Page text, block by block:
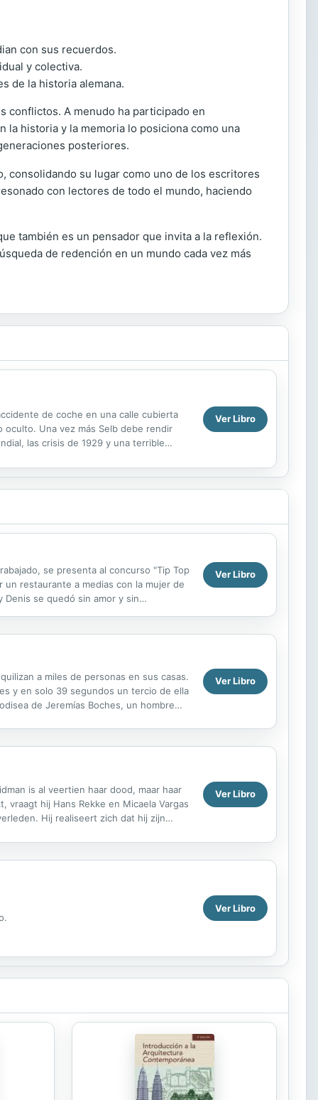
con sus recuerdos.
y colectiva.
de la historia alemana.
conflictos. A menudo ha participado en
historia y la memoria lo posiciona como una
posteriores.
consolidando su lugar como uno de los escritores
con lectores de todo el mundo, haciendo
también es un pensador que invita a la reflexión.
de redención en un mundo cada vez más
de coche en una calle cubierta
oculto. Una vez más Selb debe rendir
las crisis de 1929 y una terrible
Ver Libro
se presenta al concurso "Tip Top
restaurante a medias con la mujer de
se quedó sin amor y sin
Ver Libro
a miles de personas en sus casas.
y en solo 39 segundos un tercio de ella
de Jeremías Boches, un hombre
Ver Libro
is al veertien haar dood, maar haar
hij Hans Rekke en Micaela Vargas
Hij realiseert zich dat hij zijn
Ver Libro
Ver Libro